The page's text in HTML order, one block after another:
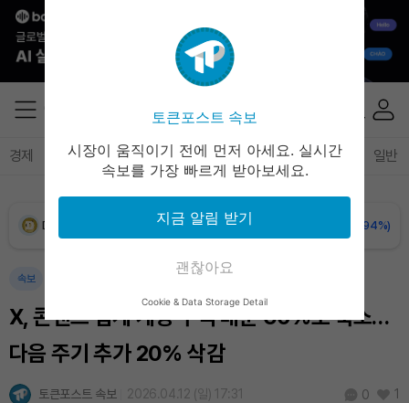
경제 마켓 정책 정치 인사이트 브리핑 속보 일반
XRP (XRP)
Hyperliquid (HYPE) ₩79,465
Dogecoin (DOGE) (-0.94%)
속보
X, 콘텐츠 집계 계정 수익 배분 60%로 축소…
다음 주기 추가 20% 삭감
토큰포스트 속보 2026.04.12 (일) 17:31 0 1
토큰포스트 속보
시장이 움직이기 전에 먼저 아세요. 실시간
속보를 가장 빠르게 받아보세요.
지금 알림 받기
괜찮아요
Cookie & Data Storage Detail